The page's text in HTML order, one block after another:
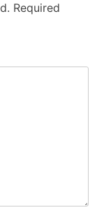
Required